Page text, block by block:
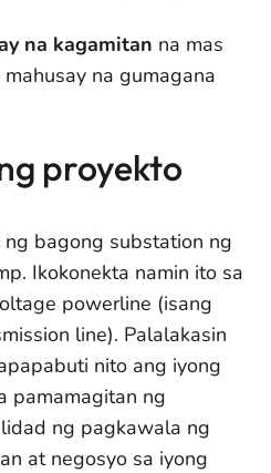
na kagamitan na mas
na gumagana
proyekto
bagong substation ng
Ikokonekta namin ito sa
powerline (isang
line). Palalakasin
nito ang iyong
pamamagitan ng
ng pagkawala ng
at negosyo sa iyong